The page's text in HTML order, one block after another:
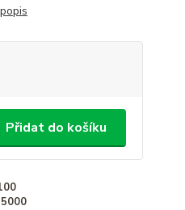
Přidat do košíku
5000